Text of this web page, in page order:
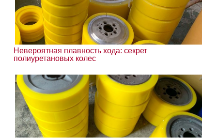
Невероятная плавность хода: секрет
полиуретановых колес